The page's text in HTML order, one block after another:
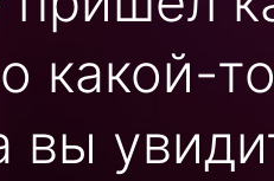
какой-
вы